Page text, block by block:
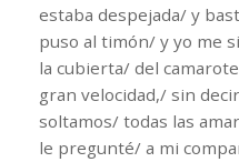
estaba despejada/ y
puso al timón/ y yo me
la cubierta/ del
gran velocidad,/ sin
soltamos/ todas las
le pregunté/ a mi